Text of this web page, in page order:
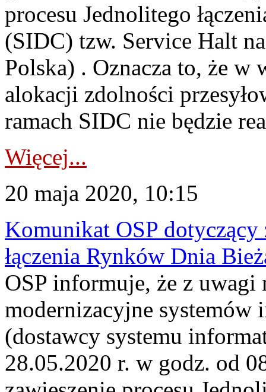
procesu Jednolitego
(SIDC) tzw. Service Halt
Polska) . Oznacza to, że w
alokacji zdolności
ramach SIDC nie będzie
Więcej...
20 maja 2020, 10:15
Komunikat OSP dotyczący
łączenia Rynków Dnia
OSP informuje, że z uwagi
modernizacyjne
(dostawcy systemu
28.05.2020 r. w godz. od